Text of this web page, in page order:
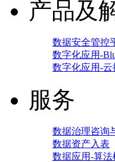
产品及
数据安全管控
数字化应用-
数字化应用-云
服务
数据治理咨询
数据资产入表
数据应用-算